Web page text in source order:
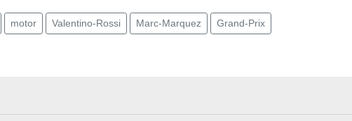
motor Valentino-Rossi Marc-Marquez Grand-Prix